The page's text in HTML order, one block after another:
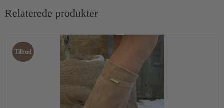
Relaterede produkter
Tilbud